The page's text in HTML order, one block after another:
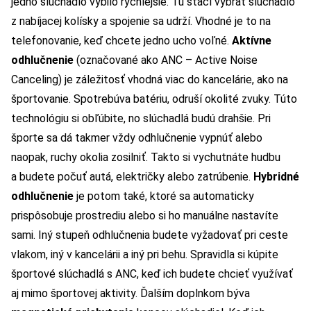
z nabíjacej kolísky a spojenie sa udrží. Vhodné je to na
telefonovanie, keď chcete jedno ucho voľné. Aktívne
odhlučnenie (označované ako ANC – Active Noise
Canceling) je záležitosť vhodná viac do kancelárie, ako na
športovanie. Spotrebúva batériu, odruší okolité zvuky. Túto
technológiu si obľúbite, no slúchadlá budú drahšie. Pri
športe sa dá takmer vždy odhlučnenie vypnúť alebo
naopak, ruchy okolia zosilniť. Takto si vychutnáte hudbu
a budete počuť autá, električky alebo zatrúbenie. Hybridné
odhlučnenie je potom také, ktoré sa automaticky
prispôsobuje prostrediu alebo si ho manuálne nastavíte
sami. Iný stupeň odhlučnenia budete vyžadovať pri ceste
vlakom, iný v kancelárii a iný pri behu. Spravidla si kúpite
športové slúchadlá s ANC, keď ich budete chcieť využívať
aj mimo športovej aktivity. Ďalším doplnkom býva